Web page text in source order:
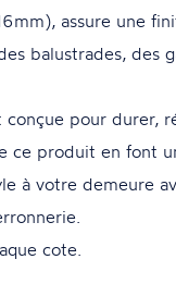
assure une
balustrades,
pour durer,
ce produit en font
à votre demeure
cote.